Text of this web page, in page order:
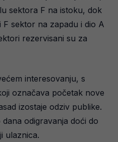
sektora F na istoku, dok
sektor na zapadu i dio A
rezervisani su za
interesovanju, s
označava početak nove
izostaje odziv publike.
odigravanja doći do
ulaznica.